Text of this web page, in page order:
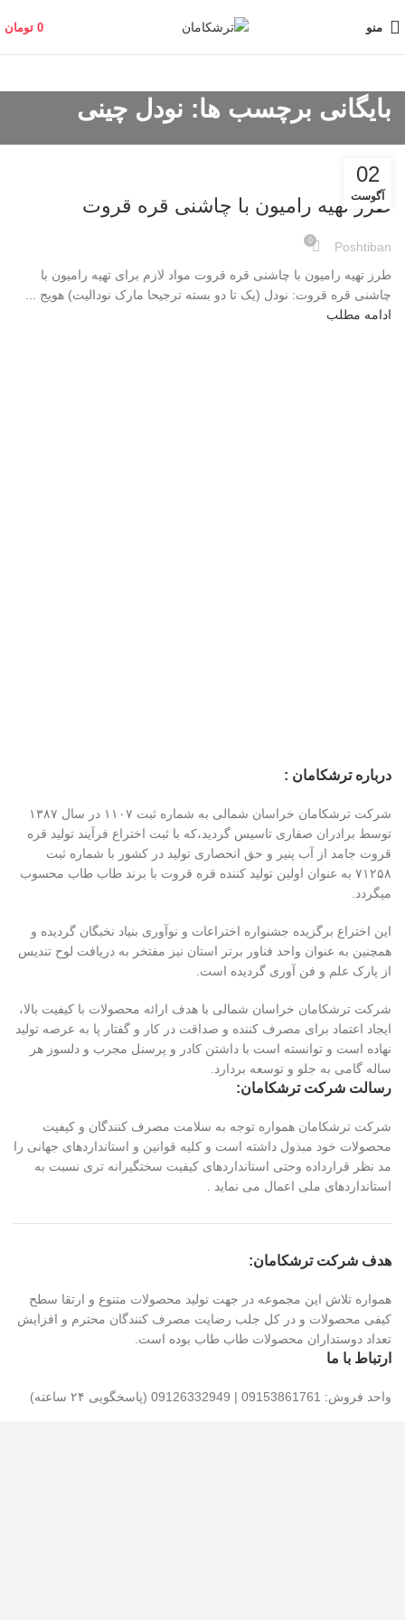
منو 0 تومان
بایگانی برچسب ها: نودل چینی
02
آگوست
وبلاگ
طرز تهیه رامیون با چاشنی قره قروت
Poshtiban
0
طرز تهیه رامیون با چاشنی قره قروت مواد لازم برای تهیه رامیون با
چاشنی قره قروت: نودل (یک تا دو بسته ترجیحا مارک نودالیت) هویج ...
ادامه مطلب
درباره ترشکامان :
شرکت ترشکامان خراسان شمالی به شماره ثبت ۱۱۰۷ در سال ۱۳۸۷
توسط برادران صفاری تاسیس گردید،که با ثبت اختراع فرآیند تولید قره
قروت جامد از آب پنیر و حق انحصاری تولید در کشور با شماره ثبت
۷۱۲۵۸ به عنوان اولین تولید کننده قره قروت با برند طاب طاب محسوب
میگردد.
این اختراع برگزیده جشنواره اختراعات و نوآوری بنیاد نخبگان گردیده و
همچنین به عنوان واحد فناور برتر استان نیز مفتخر به دریافت لوح تندیس
از پارک علم و فن آوری گردیده است.
شرکت ترشکامان خراسان شمالی با هدف ارائه محصولات با کیفیت بالا،
ایجاد اعتماد برای مصرف کننده و صداقت در کار و گفتار پا به عرصه تولید
نهاده است و توانسته است با داشتن کادر و پرسنل مجرب و دلسوز هر
ساله گامی به جلو و توسعه بردارد.
رسالت شرکت ترشکامان:
شرکت ترشکامان همواره توجه به سلامت مصرف کنندگان و کیفیت
محصولات خود مبذول داشته است و کلیه قوانین و استانداردهای جهانی را
مد نظر قرارداده وحتی استانداردهای کیفیت سختگیرانه تری نسبت به
استانداردهای ملی اعمال می نماید .
هدف شرکت ترشکامان:
همواره تلاش این مجموعه در جهت تولید محصولات متنوع و ارتقا سطح
کیفی محصولات و در کل جلب رضایت مصرف کنندگان محترم و افزایش
تعداد دوستداران محصولات طاب طاب بوده است.
ارتباط با ما
واحد فروش: 09153861761 | 09126332949 (پاسخگویی ۲۴ ساعته)